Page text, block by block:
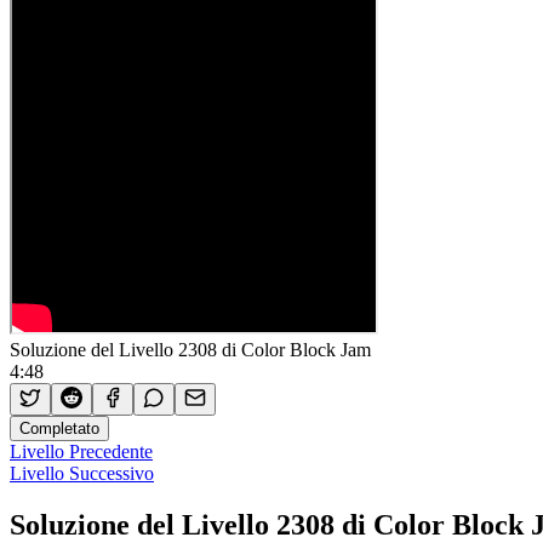
Soluzione del Livello 2308 di Color Block Jam
4:48
Completato
Livello Precedente
Livello Successivo
Soluzione del Livello 2308 di Color Block